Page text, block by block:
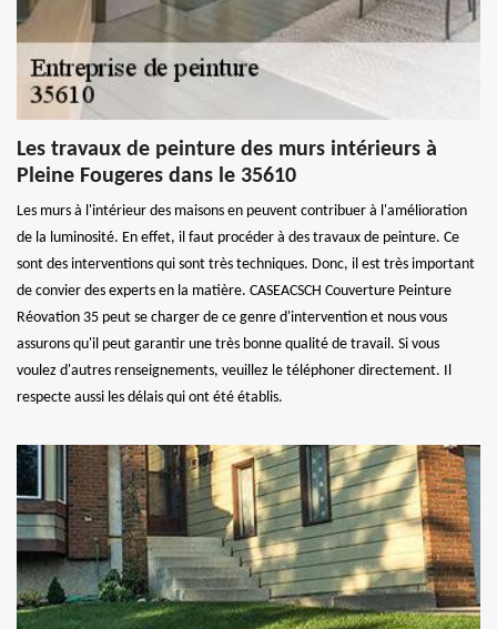
Les travaux de peinture des murs intérieurs à
Pleine Fougeres dans le 35610
Les murs à l'intérieur des maisons en peuvent contribuer à l'amélioration
de la luminosité. En effet, il faut procéder à des travaux de peinture. Ce
sont des interventions qui sont très techniques. Donc, il est très important
de convier des experts en la matière. CASEACSCH Couverture Peinture
Réovation 35 peut se charger de ce genre d'intervention et nous vous
assurons qu'il peut garantir une très bonne qualité de travail. Si vous
voulez d'autres renseignements, veuillez le téléphoner directement. Il
respecte aussi les délais qui ont été établis.